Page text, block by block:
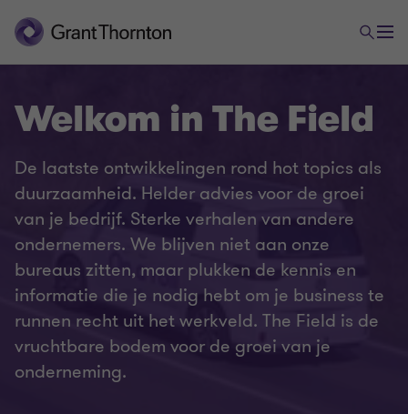
Welkom in The Field
De laatste ontwikkelingen rond hot topics als
duurzaamheid. Helder advies voor de groei
van je bedrijf. Sterke verhalen van andere
ondernemers. We blijven niet aan onze
bureaus zitten, maar plukken de kennis en
informatie die je nodig hebt om je business te
runnen recht uit het werkveld. The Field is de
vruchtbare bodem voor de groei van je
onderneming.